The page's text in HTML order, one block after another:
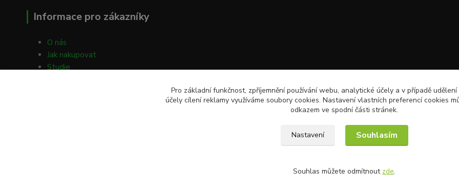
Informace pro zákazníky
O nás
Jak nakupovat
Studie
Pro základní funkčnost, zpříjemnění používání webu, analytické účely a v případě
účely cílení reklamy využíváme soubory cookies. Nastavení vlastních preferencí cookies
odkazem ve spodní části stránek.
Nastavení Souhlasím
Souhlas můžete odmítnout zde.